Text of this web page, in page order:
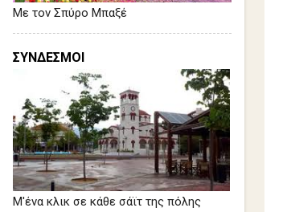
Με τον Σπύρο Μπαξέ
ΣΥΝΔΕΣΜΟΙ
Μ'ένα κλικ σε κάθε σάϊτ της πόλης